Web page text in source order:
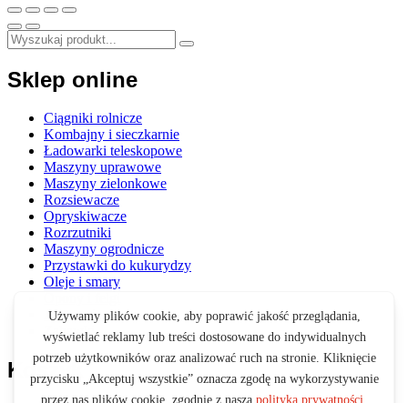
Sklep online
Ciągniki rolnicze
Kombajny i sieczkarnie
Ładowarki teleskopowe
Maszyny uprawowe
Maszyny zielonkowe
Rozsiewacze
Opryskiwacze
Rozrzutniki
Maszyny ogrodnicze
Przystawki do kukurydzy
Oleje i smary
Akcesoria
Zabawki
Koszyk